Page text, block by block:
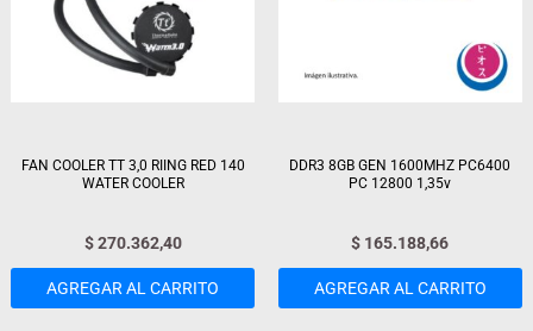
FAN COOLER TT 3,0 RIING RED 140
WATER COOLER
$270.362,40
AGREGAR AL CARRITO
DDR3 8GB GEN 1600MHZ PC6400
PC 12800 1,35v
$ 165.188,66
AGREGAR AL CARRITO